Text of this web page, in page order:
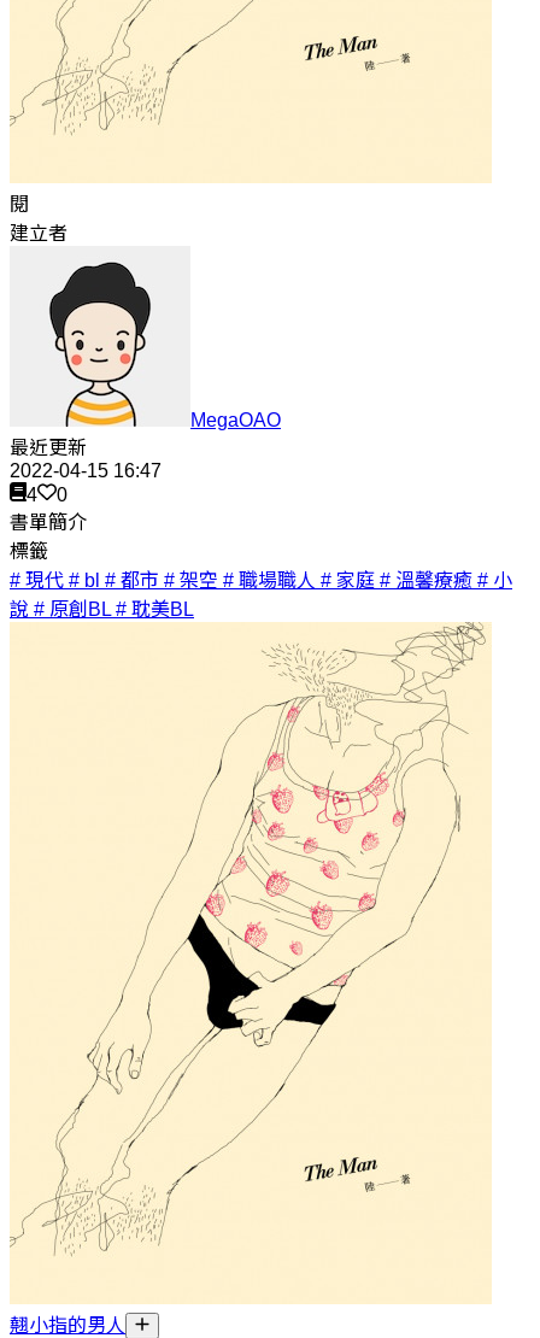
閱
建立者
MegaOAO
最近更新
2022-04-15 16:47
4
0
書單簡介
標籤
# 現代 # bl # 都市 # 架空 # 職場職人 # 家庭 # 溫馨療癒 # 小
說 # 原創BL # 耽美BL
翹小指的男人